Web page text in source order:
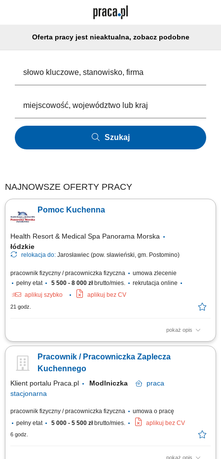
Oferta pracy jest nieaktualna, zobacz podobne
Szukaj
NAJNOWSZE OFERTY PRACY
Pomoc Kuchenna
Health Resort & Medical Spa Panorama Morska
łódzkie
relokacja do: Jarosławiec (pow. sławieński, gm. Postomino)
pracownik fizyczny / pracowniczka fizyczna
umowa zlecenie
pełny etat
5 500 - 8 000 złbrutto/mies.
rekrutacja online
aplikuj szybko
aplikuj bez CV
21 godz.
pokaż opis
Zakres obowiązków: pomoc w przygotowywaniu posiłków; przestrzeganie
Pracownik / Pracowniczka Zaplecza
Kuchennego
Klient portalu Praca.pl Modlniczka
praca
stacjonarna
pracownik fizyczny / pracowniczka fizyczna
umowa o pracę
pełny etat
5 000 - 5 500 złbrutto/mies. aplikuj bez CV
6 godz.
pokaż opis